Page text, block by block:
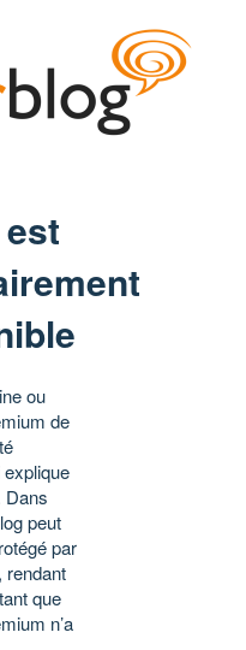
ou
de
Dans
peut
par
rendant
que
n’a